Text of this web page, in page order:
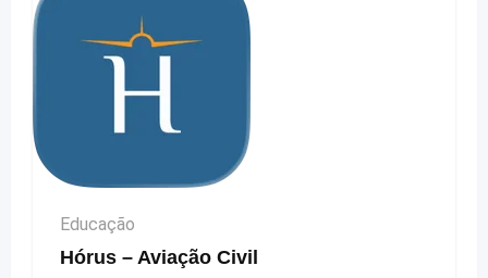
Educação
Hórus – Aviação Civil